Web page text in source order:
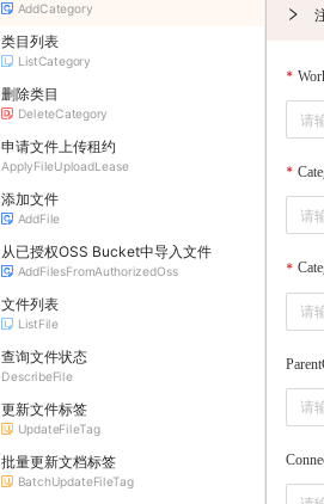
AddCategory
类目列表
ListCategory
删除类目
DeleteCategory
申请文件上传租约
ApplyFileUploadLease
添加文件
AddFile
从已授权OSS Bucket中导入文件
AddFilesFromAuthorizedOss
文件列表
ListFile
查询文件状态
DescribeFile
更新文件标签
UpdateFileTag
批量更新文档标签
BatchUpdateFileTag